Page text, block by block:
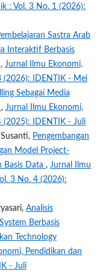
: Vol. 3 No. 1 (2026):
Sastra Arab
Interaktif Berbasis
, Jurnal Ilmu Ekonomi,
(2026): IDENTIK - Mei
Sebagai Media
, Jurnal Ilmu Ekonomi,
(2025): IDENTIK - Juli
Pengembangan
Model Project-
Basis Data , Jurnal Ilmu
3 No. 4 (2026):
Analisis
Berbasis
Technology
Pendidikan dan
- Juli